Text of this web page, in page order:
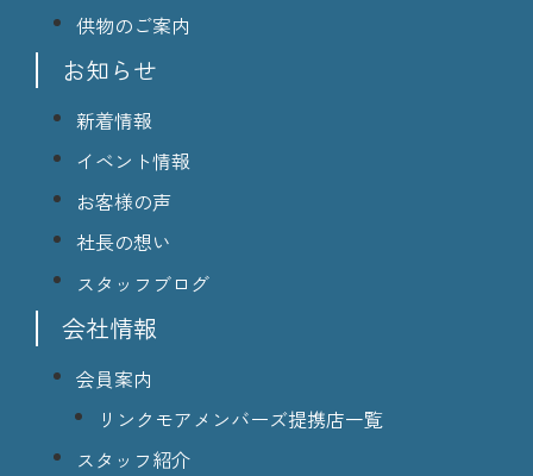
供物のご案内
お知らせ
新着情報
イベント情報
お客様の声
社長の想い
スタッフブログ
会社情報
会員案内
リンクモアメンバーズ提携店一覧
スタッフ紹介